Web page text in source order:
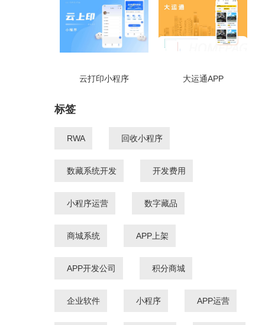
云打印小程序 大运通APP
标签
RWA 回收小程序
数藏系统开发 开发费用
小程序运营 数字藏品
商城系统 APP上架
APP开发公司 积分商城
企业软件 小程序 APP运营